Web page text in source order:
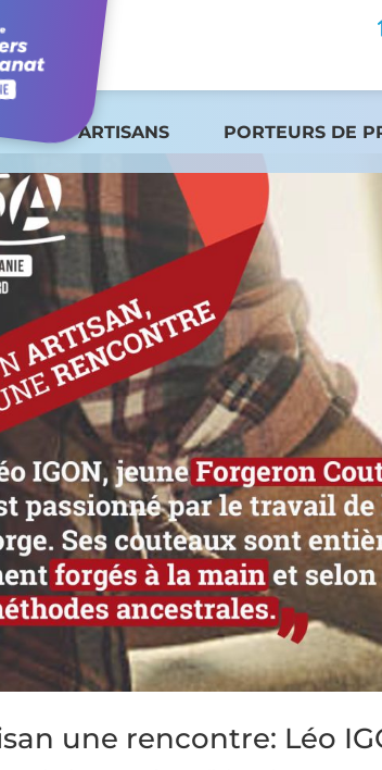
ARTISANS PORTEURS DE
une rencontre: Léo